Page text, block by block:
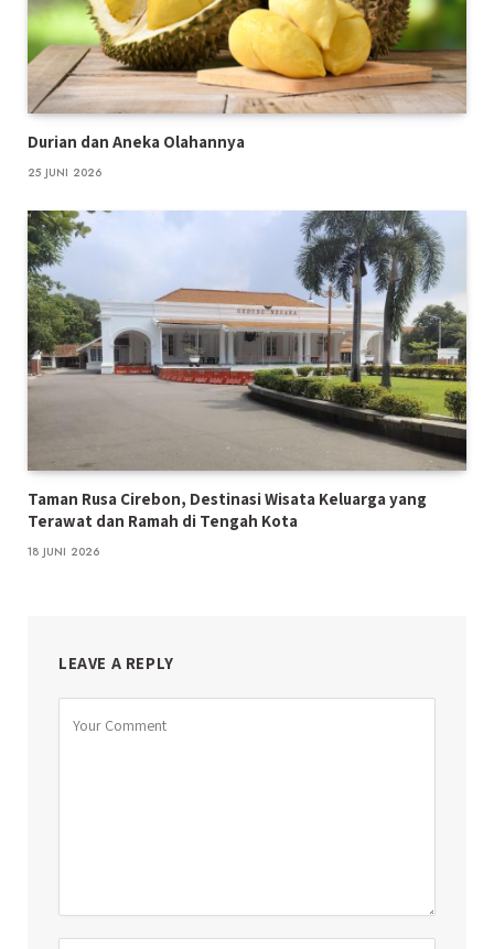
Durian dan Aneka Olahannya
25 JUNI 2026
Taman Rusa Cirebon, Destinasi Wisata Keluarga yang
Terawat dan Ramah di Tengah Kota
18 JUNI 2026
LEAVE A REPLY